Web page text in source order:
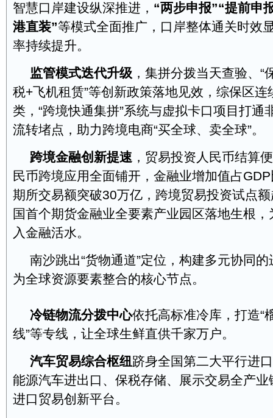
智慧口岸建设纵深推进， “两步申报”“提前申
港直装”等模式全面推广，口岸整体通关时效
率持续提升。
监管模式迭代升级 ，集拼分拨当天查验、“
税+飞机租赁”等创新政策落地见效，综保区
类，“跨境快通集拼”系统与虚拟卡口项目打通
流转堵点，助力跨境电商“买全球、卖全球”。
跨境金融创新提速，贸易投资人民币结算
民币跨境应用全面铺开，金融业增加值占
期所交易额突破30万亿，跨境贸易投资试点
国首个期货金融业全要素产业园区落地生根
入金融活水。
南沙跳出“货物通道”定位，构建多元协同
为全球资源要素整合的核心节点。
冷链物流分拨中心依托高标准冷库，打造“
线”等专线，让全球生鲜直供千家万户。
汽车贸易综合枢纽跻身全国第二大平行进
能源汽车进出口、保税存储、展示交易全产
进口贸易创新平台。